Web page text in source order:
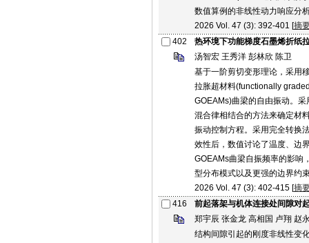
数值算例的非线性动力响应分
2026 Vol. 47 (3): 392-401 [摘
402
热环境下功能梯度石墨烯折纸
汤智宏 王秀洋 彭林欣 陈卫
基于一阶剪切变形理论，采用
拉胀超材料(functionally
GOEAMs)曲梁的自由振动。
混合律相结合的方法来确定材
振动控制方程。采用完全转换
效性后，数值讨论了温度、边
GOEAMs曲梁自振频率的影响
型分布模式以及更强的边界约
2026 Vol. 47 (3): 402-415 [摘
416
前起落架与机体连接处间隙对
郑宇辰 张金龙 高相国 卢翔 赵
结构间隙引起的刚度非线性变